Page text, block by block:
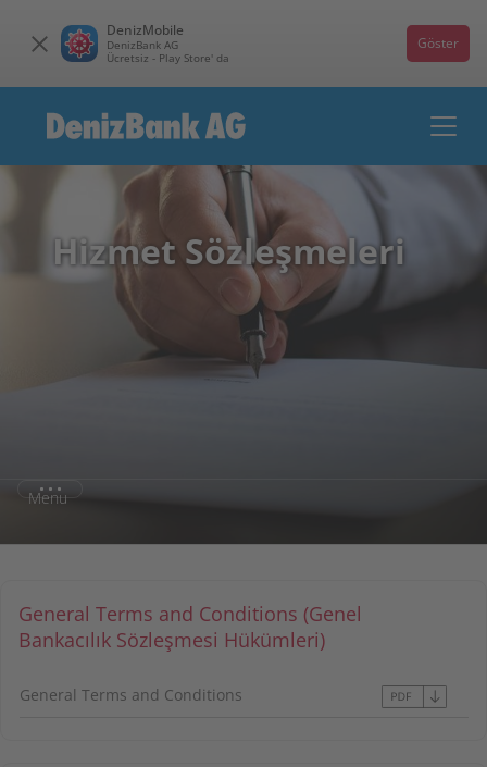
DenizMobile
DenizBank AG
Ücretsiz - Play Store' da
Göster
Hizmet Sözleşmeleri
Menu
General Terms and Conditions (Genel
Bankacılık Sözleşmesi Hükümleri)
General Terms and Conditions